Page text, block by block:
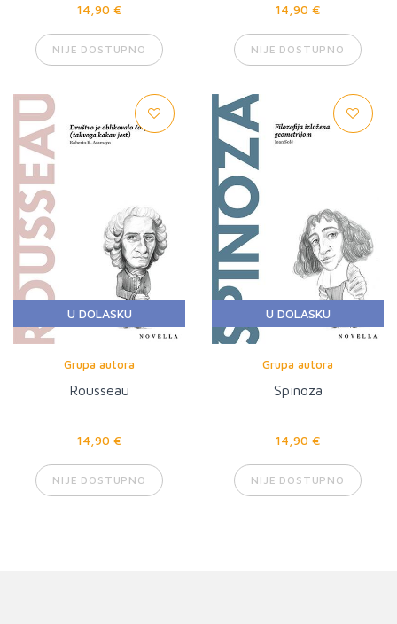
14,90 €
NIJE DOSTUPNO
14,90 €
NIJE DOSTUPNO
U DOLASKU
Grupa autora
Rousseau
14,90 €
NIJE DOSTUPNO
U DOLASKU
Grupa autora
Spinoza
14,90 €
NIJE DOSTUPNO